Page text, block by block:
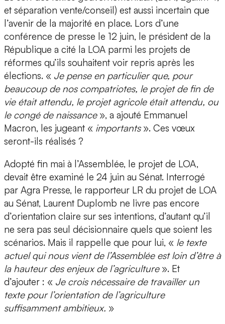
et séparation vente/conseil) est aussi incertain que
l’avenir de la majorité en place. Lors d’une
conférence de presse le 12 juin, le président de la
République a cité la LOA parmi les projets de
réformes qu’ils souhaitent voir repris après les
élections. « Je pense en particulier que, pour
beaucoup de nos compatriotes, le projet de fin de
vie était attendu, le projet agricole était attendu, ou
le congé de naissance», a ajouté Emmanuel
Macron, les jugeant « importants». Ces vœux
seront-ils réalisés ?
Adopté fin mai à l’Assemblée, le projet de LOA,
devait être examiné le 24 juin au Sénat. Interrogé
par Agra Presse, le rapporteur LR du projet de LOA
au Sénat, Laurent Duplomb ne livre pas encore
d’orientation claire sur ses intentions, d’autant qu’il
ne sera pas seul décisionnaire quels que soient les
scénarios. Mais il rappelle que pour lui, « le texte
actuel qui nous vient de l’Assemblée est loin d’être à
la hauteur des enjeux de l’agriculture». Et
d’ajouter : « Je crois nécessaire de travailler un
texte pour l’orientation de l’agriculture
suffisamment ambitieux. »